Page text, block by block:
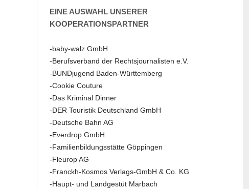
EINE AUSWAHL UNSERER
KOOPERATIONSPARTNER
-baby-walz GmbH
-Berufsverband der Rechtsjournalisten e.V.
-BUNDjugend Baden-Württemberg
-Cookie Couture
-Das Kriminal Dinner
-DER Touristik Deutschland GmbH
-Deutsche Bahn AG
-Everdrop GmbH
-Familienbildungsstätte Göppingen
-Fleurop AG
-Franckh-Kosmos Verlags-GmbH & Co. KG
-Haupt- und Landgestüt Marbach